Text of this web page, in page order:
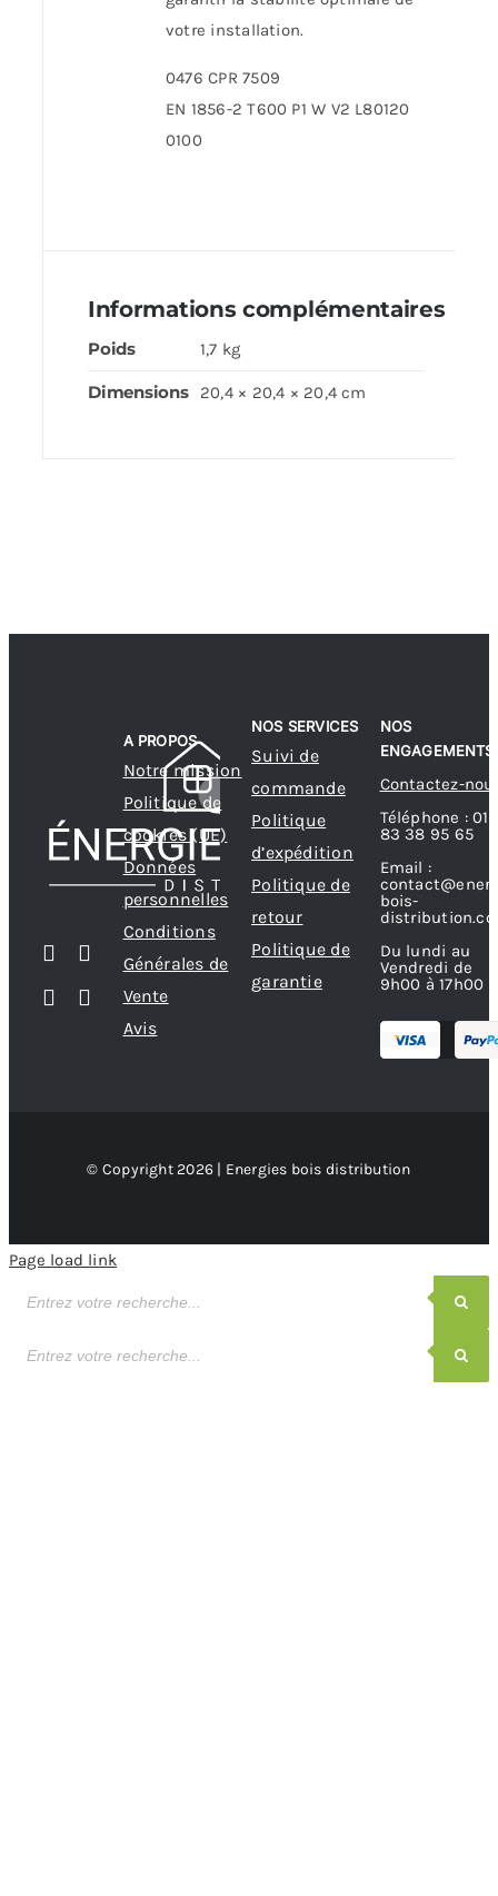
votre installation.
0476 CPR 7509
EN 1856-2 T600 P1 W V2 L80120
0100
Informations complémentaires
Poids 1,7 kg
Dimensions 20,4 × 20,4 × 20,4 cm
A PROPOS
Notre mission
Politique de
cookies (UE)
Données
personnelles
Conditions
Générales de
Vente
Avis
NOS SERVICES
Suivi de
commande
Politique
d’expédition
Politique de
retour
Politique de
garantie
NOS
ENGAGEMENTS
Contactez-
Téléphone : 01
83 38 95 65
Email :
bois-
Du lundi au
Vendredi de
9h00 à 17h00
© Copyright 2026 | Energies bois distribution
Page load link
de
de